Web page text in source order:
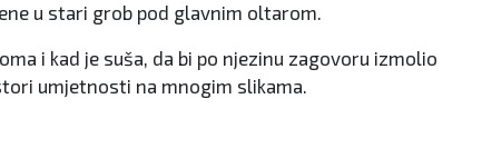
u stari grob pod glavnim oltarom.
i kad je suša, da bi po njezinu zagovoru izmolio
umjetnosti na mnogim slikama.